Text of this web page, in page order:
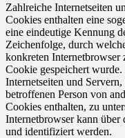
Zahlreiche Internetseiten
Cookies enthalten eine
eine eindeutige Kennung
Zeichenfolge, durch
konkreten Internetbrowser
Cookie gespeichert
Internetseiten und
betroffenen Person von
Cookies enthalten, zu
Internetbrowser kann
und identifiziert werden.